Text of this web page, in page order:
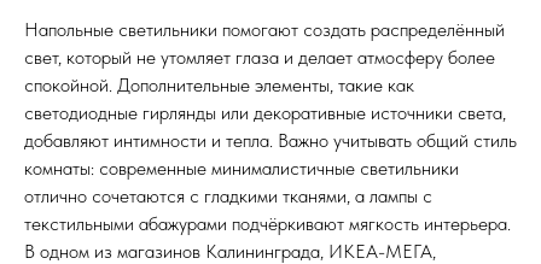
Напольные светильники помогают создать распределённый
свет, который не утомляет глаза и делает атмосферу более
спокойной. Дополнительные элементы, такие как
светодиодные гирлянды или декоративные источники света,
добавляют интимности и тепла. Важно учитывать общий стиль
комнаты: современные минималистичные светильники
отлично сочетаются с гладкими тканями, а лампы с
текстильными абажурами подчёркивают мягкость интерьера.
В одном из магазинов Калининграда, ИКЕА-МЕГА,